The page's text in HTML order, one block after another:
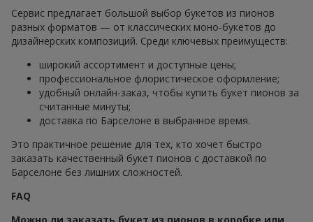
Сервис предлагает большой выбор букетов из пионов
разных форматов — от классических моно-букетов до
дизайнерских композиций. Среди ключевых преимуществ:
широкий ассортимент и доступные цены;
профессиональное флористическое оформление;
удобный онлайн-заказ, чтобы купить букет пионов за
считанные минуты;
доставка по Барселоне в выбранное время.
Это практичное решение для тех, кто хочет быстро
заказать качественный букет пионов с доставкой по
Барселоне без лишних сложностей.
FAQ